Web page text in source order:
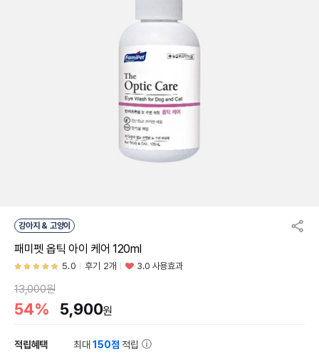
강아지 & 고양이
패미펫 옵틱 아이 케어 120ml
5.0 후기 2개 3.0 사용효과
13,000원
54% 5,900원
적립혜택 최대150점 적립